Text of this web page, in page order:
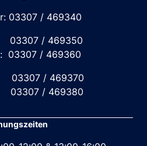
03307 / 469340
03307 / 469350
03307 / 469360
/ 469370
/ 469380